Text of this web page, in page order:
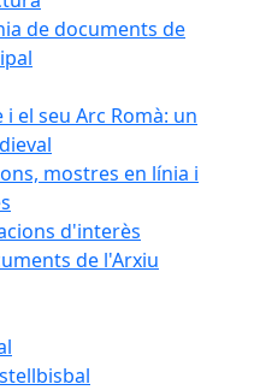
de documents de
el seu Arc Romà: un
mostres en línia i
d'interès
de l'Arxiu